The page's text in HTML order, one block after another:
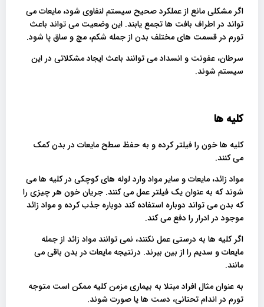
اگر مشکلی مانع از عملکرد صحیح سیستم لنفاوی شود، مایعات می
تواند در اطراف بافت ها تجمع یابند. این وضعیت می تواند باعث
تورم در قسمت های مختلف بدن از جمله شکم، مچ و ساق پا شود.
سرطان، عفونت و انسداد می توانند باعث ایجاد مشکلاتی در این
سیستم شوند.
کلیه ها
کلیه ها خون را فیلتر کرده و به حفظ سطح مایعات در بدن کمک
می کنند.
مواد زائد، مایعات و سایر مواد وارد لوله های کوچکی در کلیه ها می
شوند که به عنوان یک فیلتر عمل می کنند. جریان خون هر چیزی را
که بدن می تواند دوباره استفاده کند دوباره جذب کرده و مواد زائد
موجود در ادرار را دفع می کند.
اگر کلیه ها به درستی عمل نکنند، نمی توانند مواد زائد از جمله
مایعات و سدیم را از بین ببرند. درنتیجه مایعات در بدن باقی می
مانند.
به عنوان مثال افراد مبتلا به بیماری مزمن کلیه ممکن است متوجه
تورم در اندام تحتانی، دست ها یا صورت شوند.